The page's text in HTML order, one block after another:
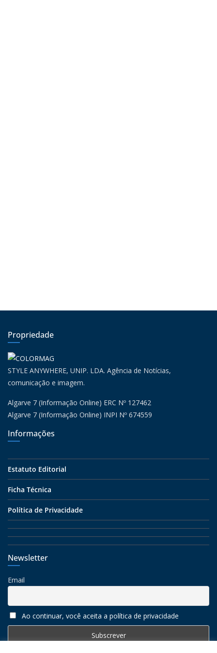
Propriedade
STYLE ANYWHERE, UNIP. LDA. Agência de Notícias,
comunicação e imagem.
Algarve 7 (Informação Online) ERC Nº 127462
Algarve 7 (Informação Online) INPI Nº 674559
Informações
Estatuto Editorial
Ficha Técnica
Política de Privacidade
Newsletter
Email
Ao continuar, você aceita a política de privacidade